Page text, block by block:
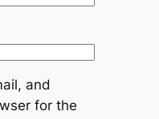
and
for the